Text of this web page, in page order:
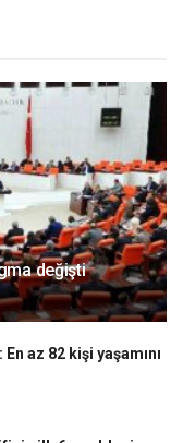
değişti
az 82 kişi yaşamını